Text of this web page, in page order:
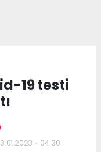
19 testi
- 04:30